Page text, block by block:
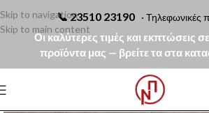
📞23510 23190 · Τηλεφωνικές
Οι καλύτερες τιμές και εκπτώσεις
προϊόντα μας — βρείτε τα στα
Skip to navigation
Skip to main content